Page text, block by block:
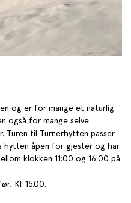
og er for mange et naturlig
også for mange selve
Turen til Turnerhytten passer
hytten åpen for gjester og har
klokken 11:00 og 16:00 på
Kl. 15.00.